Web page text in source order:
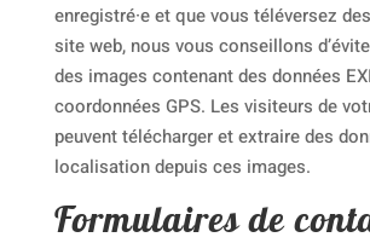
enregistré·e et que vous téléversez
site web, nous vous conseillons
des images contenant des données
coordonnées GPS. Les visiteurs de
peuvent télécharger et extraire des
localisation depuis ces images.
Formulaires de